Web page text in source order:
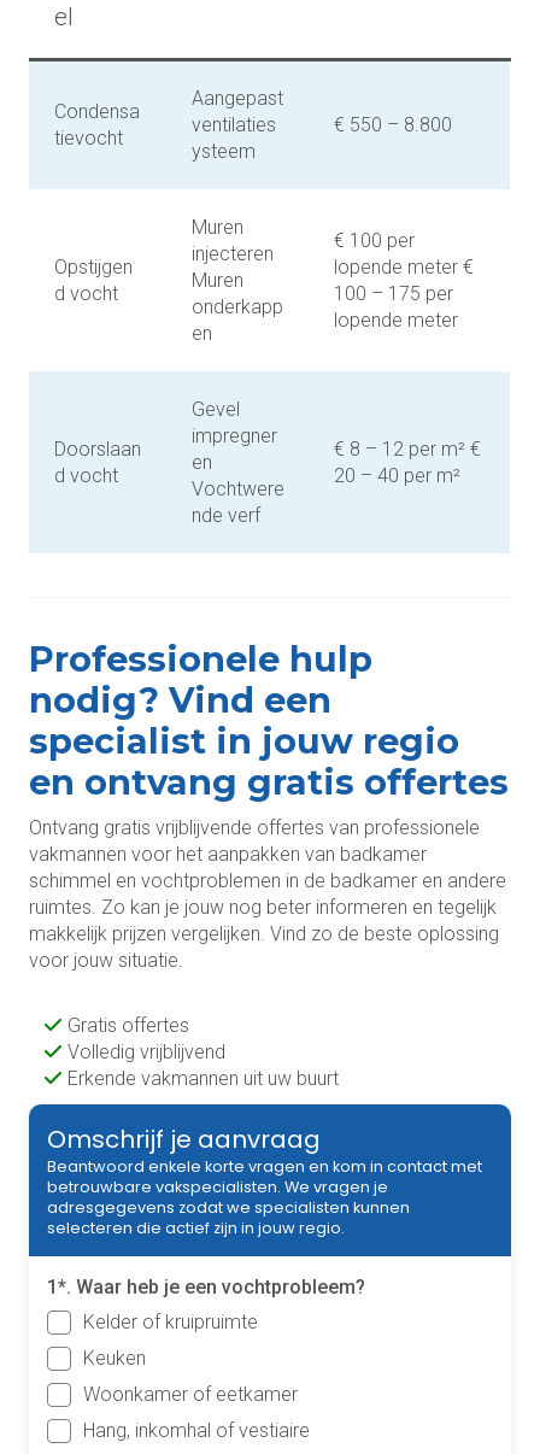
el
Condensa
tievocht
Aangepast
ventilaties
ysteem
€ 550 – 8.800
Opstijgen
d vocht
Muren
injecteren
Muren
onderkapp
en
€ 100 per
lopende meter €
100 – 175 per
lopende meter
Doorslaan
d vocht
Gevel
impregner
en
Vochtwere
nde verf
€ 8 – 12 per m² €
20 – 40 per m²
Professionele hulp
nodig? Vind een
specialist in jouw regio
en ontvang gratis offertes
Ontvang gratis vrijblijvende offertes van professionele
vakmannen voor het aanpakken van badkamer
schimmel en vochtproblemen in de badkamer en andere
ruimtes. Zo kan je jouw nog beter informeren en tegelijk
makkelijk prijzen vergelijken. Vind zo de beste oplossing
voor jouw situatie.
Gratis offertes
Volledig vrijblijvend
Erkende vakmannen uit uw buurt
Omschrijf je aanvraag
Beantwoord enkele korte vragen en kom in contact met
betrouwbare vakspecialisten. We vragen je
adresgegevens zodat we specialisten kunnen
selecteren die actief zijn in jouw regio.
1*. Waar heb je een vochtprobleem?
Kelder of kruipruimte
Keuken
Woonkamer of eetkamer
Hang, inkomhal of vestiaire